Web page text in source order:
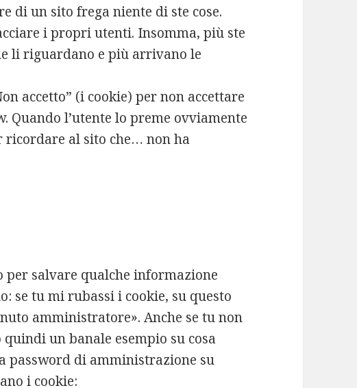
di un sito frega niente di ste cose.
i propri utenti. Insomma, più ste
li riguardano e più arrivano le
accetto” (i cookie) per non accettare
Quando l’utente lo preme ovviamente
ricordare al sito che… non ha
per salvare qualche informazione
se tu mi rubassi i cookie, su questo
amministratore». Anche se tu non
un banale esempio su cosa
password di amministrazione su
i cookie: